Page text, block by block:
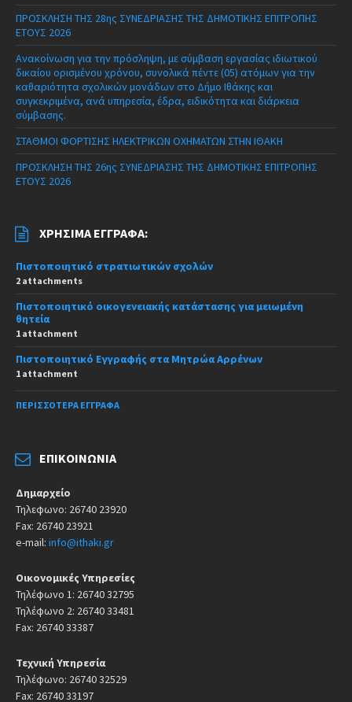
ΠΡΟΣΚΛΗΣΗ ΤΗΣ 28ης ΣΥΝΕΔΡΙΑΣΗΣ ΤΗΣ ΔΗΜΟΤΙΚΗΣ ΕΠΙΤΡΟΠΗΣ
ΕΤΟΥΣ 2026
Ανακοίνωση για την πρόσληψη, με σύμβαση εργασίας ιδιωτικού
δικαίου ορισμένου χρόνου, συνολικά πέντε (05) ατόμων για την
καθαριότητα σχολικών μονάδων στο Δήμο Ιθάκης και
συγκεκριμένα, ανά υπηρεσία, έδρα, ειδικότητα και διάρκεια
σύμβασης.
ΣΤΑΘΜΟΙ ΦΟΡΤΙΣΗΣ ΗΛΕΚΤΡΙΚΩΝ ΟΧΗΜΑΤΩΝ ΣΤΗΝ ΙΘΑΚΗ
ΠΡΟΣΚΛΗΣΗ ΤΗΣ 26ης ΣΥΝΕΔΡΙΑΣΗΣ ΤΗΣ ΔΗΜΟΤΙΚΗΣ ΕΠΙΤΡΟΠΗΣ
ΕΤΟΥΣ 2026
ΧΡΉΣΙΜΑ ΈΓΓΡΑΦΑ:
Πιστοποιητικό στρατιωτικών σχολών
2 attachments
Πιστοποιητικό οικογενειακής κατάστασης για μειωμένη
θητεία
1 attachment
Πιστοποιητικό Εγγραφής στα Μητρώα Αρρένων
1 attachment
ΠΕΡΙΣΣΌΤΕΡΑ ΈΓΓΡΑΦΑ
ΕΠΙΚΟΙΝΩΝΊΑ
Δημαρχείο
Τηλεφωνο: 26740 23920
Fax: 26740 23921
e-mail: info@ithaki.gr
Οικονομικές Υπηρεσίες
Τηλέφωνο 1: 26740 32795
Τηλέφωνο 2: 26740 33481
Fax: 26740 33387
Τεχνική Υπηρεσία
Τηλέφωνο: 26740 32529
Fax: 26740 33197